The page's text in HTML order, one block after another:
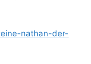
nathan-der-